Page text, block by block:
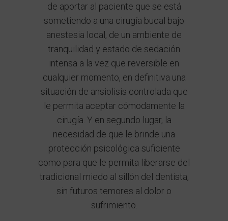
de aportar al paciente que se está
sometiendo a una cirugía bucal bajo
anestesia local, de un ambiente de
tranquilidad y estado de sedación
intensa a la vez que reversible en
cualquier momento, en definitiva una
situación de ansiolisis controlada que
le permita aceptar cómodamente la
cirugía. Y en segundo lugar, la
necesidad de que le brinde una
protección psicológica suficiente
como para que le permita liberarse del
tradicional miedo al sillón del dentista,
sin futuros temores al dolor o
sufrimiento.